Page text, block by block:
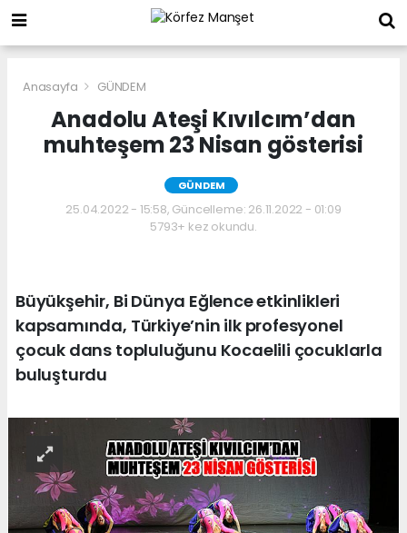
Anasayfa GÜNDEM
Anadolu Ateşi Kıvılcım’dan
muhteşem 23 Nisan gösterisi
GÜNDEM
25.04.2022 - 15:58, Güncelleme: 26.11.2022 - 01:09
5793+ kez okundu.
Büyükşehir, Bi Dünya Eğlence etkinlikleri
kapsamında, Türkiye’nin ilk profesyonel
çocuk dans topluluğunu Kocaelili çocuklarla
buluşturdu